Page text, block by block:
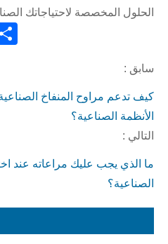
الحلول المخصصة لاحتياجاتك
سابق :
كيف تدعم مراوح المنفاخ
الأنظمة الصناعية؟
التالي :
ما الذي يجب عليك مراعاته عند
الصناعية؟